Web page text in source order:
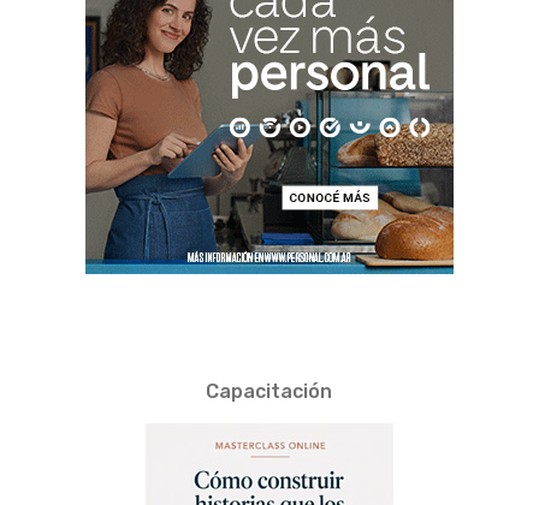
Capacitación